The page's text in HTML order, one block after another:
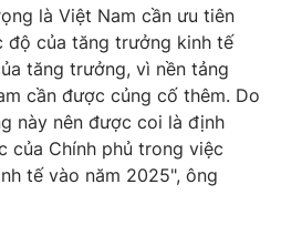
lai
là Việt Nam cần ưu tiên
độ của tăng trưởng kinh tế
tăng trưởng, vì nền tảng
cần được củng cố thêm. Do
này nên được coi là định
của Chính phủ trong việc
tế vào năm 2025", ông